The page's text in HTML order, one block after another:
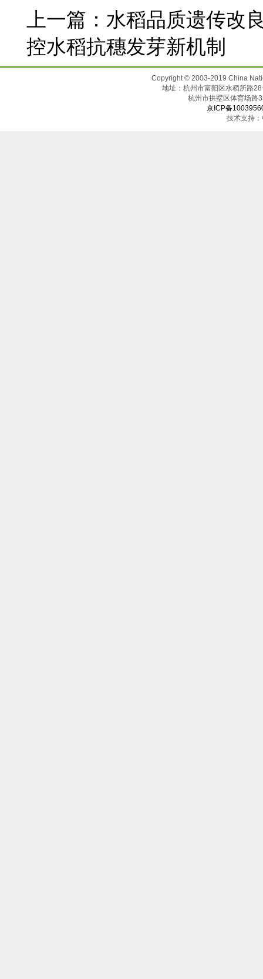
上一篇： 水稻品质遗传改
控水稻抗穗发芽新机制
Copyright © 2003-2019 China
地址：杭州市富阳区水稻所路
杭州市拱墅区体
京ICP备
技术支持